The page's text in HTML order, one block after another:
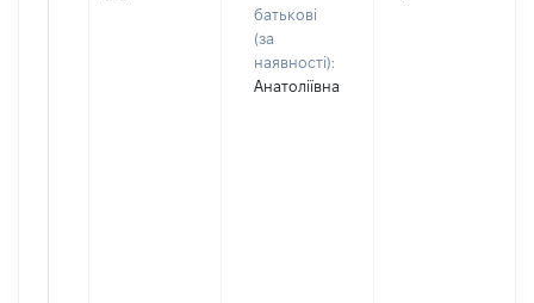
батькові
(за
наявності):
Анатоліївна